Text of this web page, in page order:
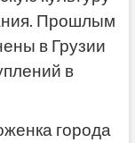
Прошлым
в Грузии
в
города